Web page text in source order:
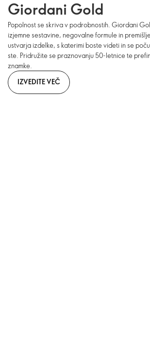
Giordani Gold
Popolnost se skriva v podrobnostih. Giordani
izjemne sestavine, negovalne formule in
ustvarja izdelke, s katerimi boste videti in se
ste. Pridružite se praznovanju 50-letnice te
znamke.
IZVEDITE VEČ